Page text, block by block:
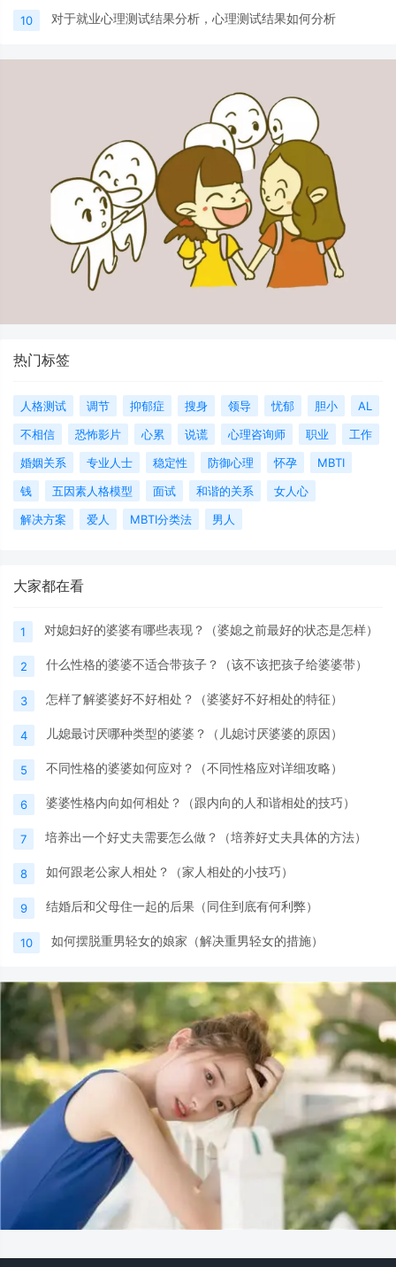
10 对于就业心理测试结果分析，心理测试结果如何分析
热门标签
人格测试 调节 抑郁症 搜身 领导 忧郁 胆小
AL
不相信
恐怖影片 心累 说谎 心理咨询师 职业
工作
婚姻关系
专业人士 稳定性 防御心理 怀孕
MBTI
钱
五因素人格模型 面试 和谐的关系
女人心
解决方案
爱人 MBTI分类法 男人
大家都在看
1 对媳妇好的婆婆有哪些表现？（婆媳之前最好的状态是怎样）
2 什么性格的婆婆不适合带孩子？（该不该把孩子给婆婆带）
3 怎样了解婆婆好不好相处？（婆婆好不好相处的特征）
4 儿媳最讨厌哪种类型的婆婆？（儿媳讨厌婆婆的原因）
5 不同性格的婆婆如何应对？（不同性格应对详细攻略）
6 婆婆性格内向如何相处？（跟内向的人和谐相处的技巧）
7 培养出一个好丈夫需要怎么做？（培养好丈夫具体的方法）
8 如何跟老公家人相处？（家人相处的小技巧）
9 结婚后和父母住一起的后果（同住到底有何利弊）
10 如何摆脱重男轻女的娘家（解决重男轻女的措施）